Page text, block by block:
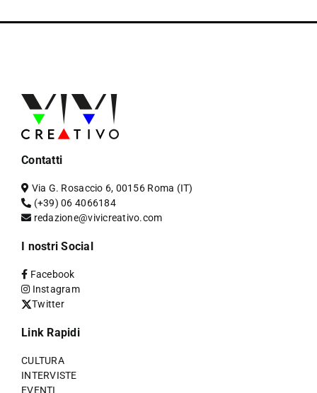
Contatti
Via G. Rosaccio 6, 00156 Roma (IT)
(+39) 06 4066184
redazione@vivicreativo.com
I nostri Social
Facebook
Instagram
Twitter
Link Rapidi
CULTURA
INTERVISTE
EVENTI